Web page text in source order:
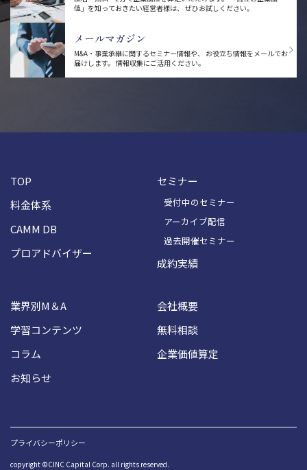
値」を知っておきたい経営者様は、 ぜひお試しください。
メールマガジン
M&A・事業承継に関するセミナー情報や、
お役立ち情報をメールでお
届けします。 情報収集にご活用ください。
TOP
料金体系
CAMM DB
プロアドバイザー
セミナー
受付中のセミナー
アーカイブ配信
過去開催セミナー
成約実績
業界別M＆A
学習コンテンツ
コラム
お知らせ
会社概要
無料相談
企業価値算定
プライバシーポリシー
copyright ©CINC Capital Corp. all rights reserved.